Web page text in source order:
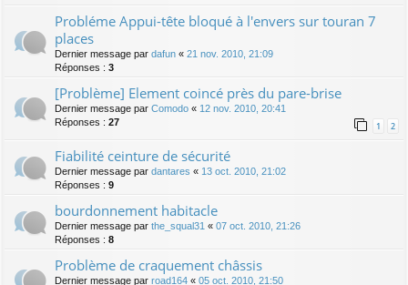
Probléme Appui-tête bloqué à l'envers sur touran 7
places
Dernier message par dafun « 21 nov. 2010, 21:09
Réponses : 3
[Problème] Element coincé près du pare-brise
Dernier message par Comodo « 12 nov. 2010, 20:41
Réponses : 27 1 2
Fiabilité ceinture de sécurité
Dernier message par dantares « 13 oct. 2010, 21:02
Réponses : 9
bourdonnement habitacle
Dernier message par the_squal31 « 07 oct. 2010, 21:26
Réponses : 8
Problème de craquement châssis
Dernier message par road164 « 05 oct. 2010, 21:50